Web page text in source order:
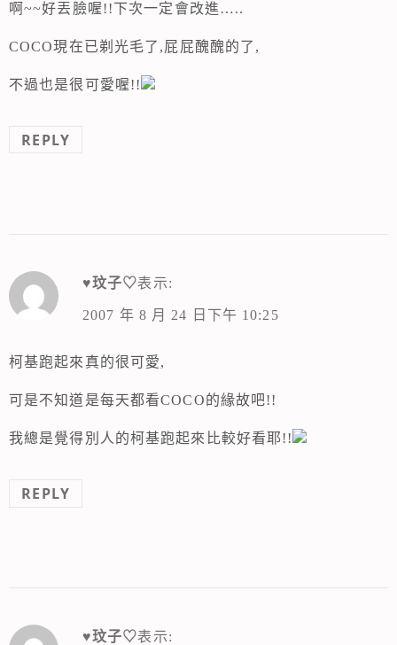
啊~~好丟臉喔!!下次一定會改進…..
COCO現在已剃光毛了,屁屁醜醜的了,
不過也是很可愛喔!!
REPLY
♥玟子♡表示:
2007 年 8 月 24 日下午 10:25
柯基跑起來真的很可愛,
可是不知道是每天都看COCO的緣故吧!!
我總是覺得別人的柯基跑起來比較好看耶!!
REPLY
♥玟子♡表示: